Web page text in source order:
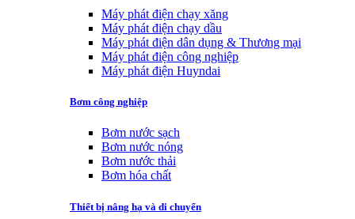
Máy phát điện chạy xăng
Máy phát điện chạy dầu
Máy phát điện dân dụng & Thương mại
Máy phát điện công nghiệp
Máy phát điện Huyndai
Bơm công nghiệp
Bơm nước sạch
Bơm nước nóng
Bơm nước thải
Bơm hóa chất
Thiết bị nâng hạ và di chuyển